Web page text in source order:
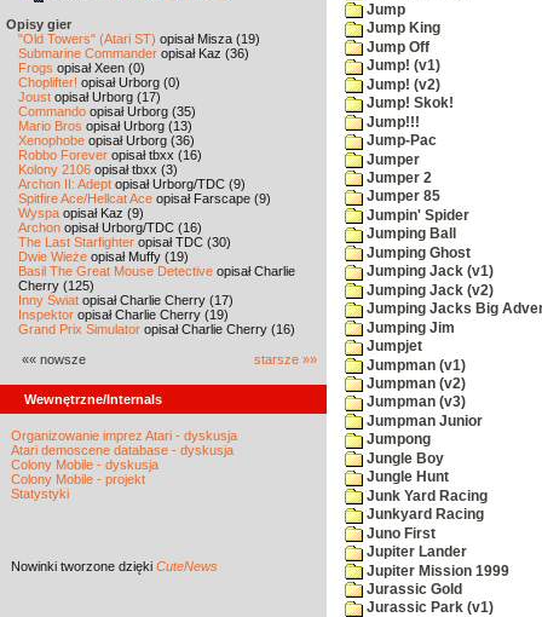
Opisy gier
"Old Towers" (Atari ST) opisał Misza (19)
Submarine Commander opisał Kaz (36)
Frogs opisał Xeen (0)
Choplifter! opisał Urborg (0)
Joust opisał Urborg (17)
Commando opisał Urborg (35)
Mario Bros opisał Urborg (13)
Xenophobe opisał Urborg (36)
Robbo Forever opisał tbxx (16)
Kolony 2106 opisał tbxx (3)
Archon II: Adept opisał Urborg/TDC (9)
Spitfire Ace/Hellcat Ace opisał Farscape (9)
Wyspa opisał Kaz (9)
Archon opisał Urborg/TDC (16)
The Last Starfighter opisał TDC (30)
Dwie Wieże opisał Muffy (19)
Basil The Great Mouse Detective opisał Charlie
Cherry (125)
Inny Świat opisał Charlie Cherry (17)
Inspektor opisał Charlie Cherry (19)
Grand Prix Simulator opisał Charlie Cherry (16)
«« nowsze starsze »»
Wewnętrzne/Internals
Organizowanie imprez Atari - dyskusja
Atari demoscene database - dyskusja
Colony Mobile - dyskusja
Colony Mobile - projekt
Statystyki
Nowinki tworzone dzięki CuteNews
Jump
Jump King
Jump Off
Jump! (v1)
Jump! (v2)
Jump! Skok!
Jump!!!
Jump-Pac
Jumper
Jumper 2
Jumper 85
Jumpin' Spider
Jumping Ball
Jumping Ghost
Jumping Jack (v1)
Jumping Jack (v2)
Jumping Jacks Big
Jumping Jim
Jumpjet
Jumpman (v1)
Jumpman (v2)
Jumpman (v3)
Jumpman Junior
Jumpong
Jungle Boy
Jungle Hunt
Junk Yard Racing
Junkyard Racing
Juno First
Jupiter Lander
Jupiter Mission 1999
Jurassic Gold
Jurassic Park (v1)